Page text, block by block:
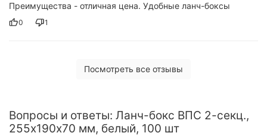
Преимущества - отличная цена. Удобные ланч-боксы
0 1
Посмотреть все отзывы
Вопросы и ответы: Ланч-бокс ВПС 2-секц.,
255х190х70 мм, белый, 100 шт